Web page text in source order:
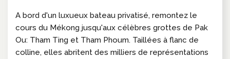
A bord d'un luxueux bateau privatisé, remontez le
cours du Mékong jusqu'aux célèbres grottes de Pak
Ou: Tham Ting et Tham Phoum. Taillées à flanc de
colline, elles abritent des milliers de représentations